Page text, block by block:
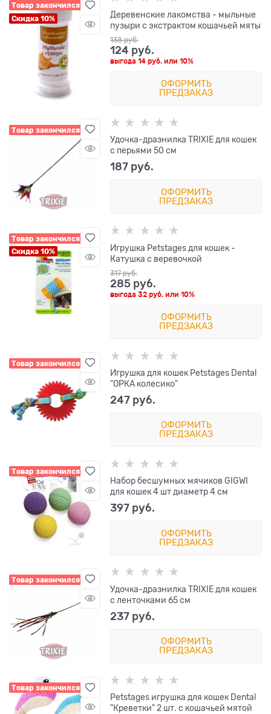
Товар закончился
Скидка 10%
Деревенские лакомства - мыльные
пузыри с экстрактом кошачьей мяты
138 руб.
124 руб.
выгода14 руб. или10%
ОФОРМИТЬ
ПРЕДЗАКАЗ
Товар закончился
Удочка-дразнилка TRIXIE для кошек
с перьями 50 см
187 руб.
ОФОРМИТЬ
ПРЕДЗАКАЗ
Товар закончился
Скидка 10%
Игрушка Petstages для кошек -
Катушка с веревочкой
317 руб.
285 руб.
выгода32 руб. или10%
ОФОРМИТЬ
ПРЕДЗАКАЗ
Товар закончился
Игрушка для кошек Petstages Dental
"ОРКА колесико"
247 руб.
ОФОРМИТЬ
ПРЕДЗАКАЗ
Товар закончился
Набор бесшумных мячиков GIGWI
для кошек 4 шт диаметр 4 см
397 руб.
ОФОРМИТЬ
ПРЕДЗАКАЗ
Товар закончился
Удочка-дразнилка TRIXIE для кошек
с ленточками 65 см
237 руб.
ОФОРМИТЬ
ПРЕДЗАКАЗ
Товар закончился
Petstages игрушка для кошек Dental
"Креветки" 2 шт. с кошачьей мятой